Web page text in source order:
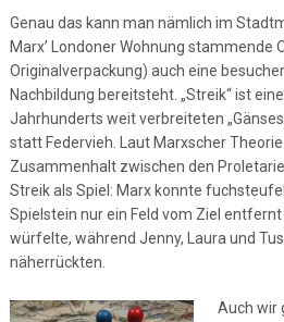
Genau das kann man nämlich im
Marx’ Londoner Wohnung stammende
Originalverpackung) auch eine
Nachbildung bereitsteht. „Streik“ ist
Jahrhunderts weit verbreiteten
statt Federvieh. Laut Marxscher
Zusammenhalt zwischen den
Streik als Spiel: Marx konnte
Spielstein nur ein Feld vom Ziel
würfelte, während Jenny, Laura und
näherrückten.
Auch wir